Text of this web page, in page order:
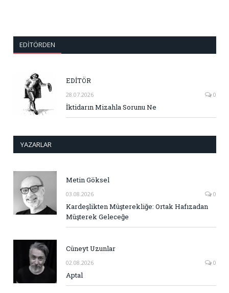
EDITÖRDEN
EDİTÖR
28.07.2026 0
İktidarın Mizahla Sorunu Ne
YAZARLAR
Metin Göksel
03.08.2026 0
Kardeşlikten Müşterekliğe: Ortak Hafızadan
Müşterek Geleceğe
Cüneyt Uzunlar
02.08.2026 0
Aptal